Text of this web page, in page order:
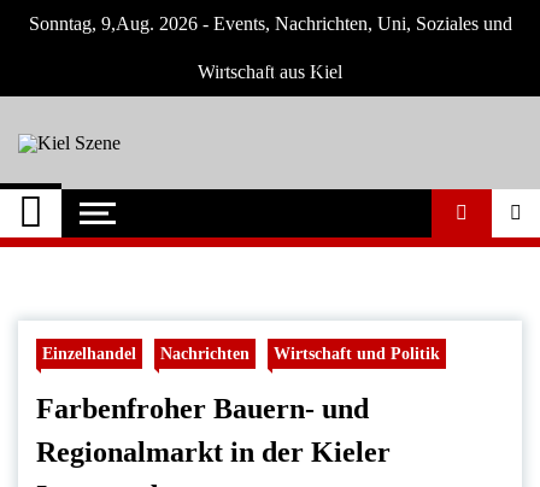
Skip
Sonntag, 9,Aug. 2026 - Events, Nachrichten, Uni, Soziales und
Wirtschaft aus Kiel
Kiel Szene
Neuigkeiten und Nachrichten aus Kiel und
Umgebung
Einzelhandel Nachrichten Wirtschaft und Politik
Farbenfroher Bauern- und
Regionalmarkt in der Kieler